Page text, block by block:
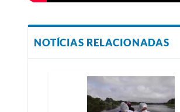
NOTÍCIAS RELACIONADAS